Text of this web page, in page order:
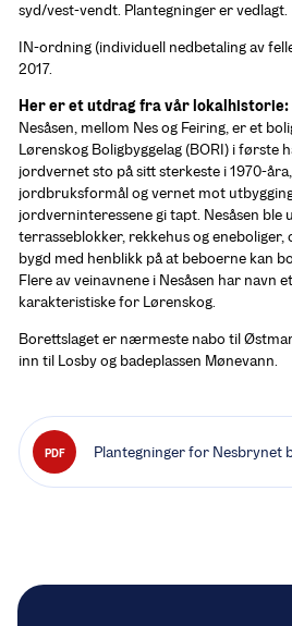
syd/vest-vendt. Plantegninger er vedlagt.
IN-ordning (individuell nedbetaling av
2017.
Her er et utdrag fra vår lokalhistorie:
Nesåsen, mellom Nes og Feiring, er et
Lørenskog Boligbyggelag (BORI) i første
jordvernet sto på sitt sterkeste i 1970-
jordbruksformål og vernet mot
jordverninteressene gi tapt. Nesåsen ble
terrasseblokker, rekkehus og eneboliger,
bygd med henblikk på at beboerne kan
Flere av veinavnene i Nesåsen har navn
karakteristiske for Lørenskog.
Borettslaget er nærmeste nabo til
inn til Losby og badeplassen Mønevann.
PDF Plantegninger for Nesbrynet